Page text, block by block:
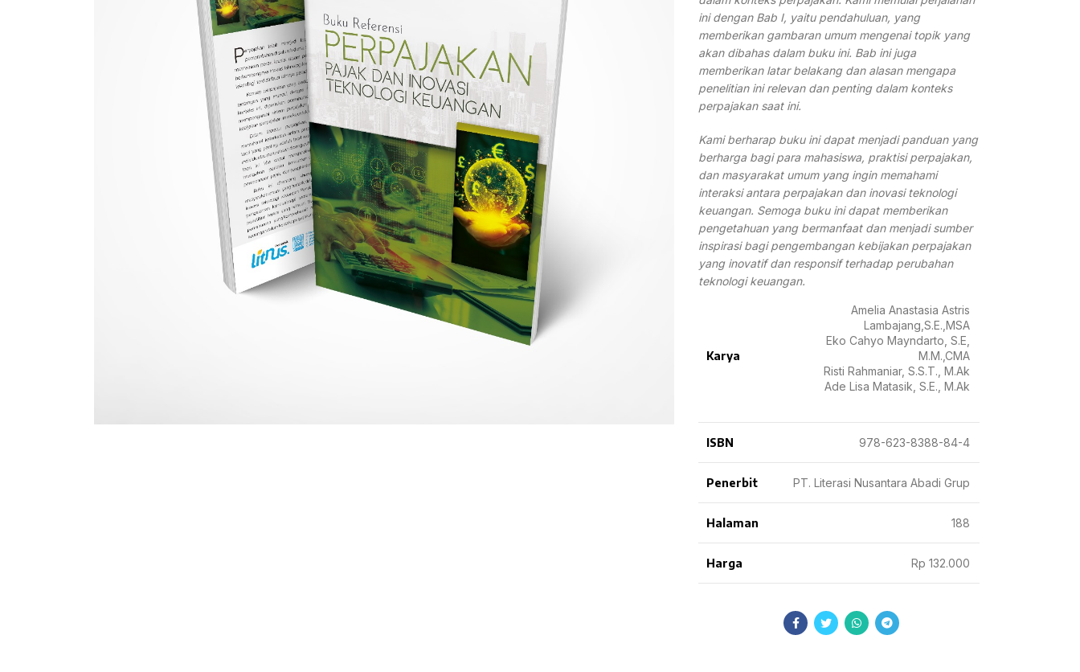
ini dengan Bab I, yaitu pendahuluan, yang
memberikan gambaran umum mengenai topik yang
akan dibahas dalam buku ini. Bab ini juga
memberikan latar belakang dan alasan mengapa
penelitian ini relevan dan penting dalam konteks
perpajakan saat ini.
Kami berharap buku ini dapat menjadi panduan yang
berharga bagi para mahasiswa, praktisi perpajakan,
dan masyarakat umum yang ingin memahami
interaksi antara perpajakan dan inovasi teknologi
keuangan. Semoga buku ini dapat memberikan
pengetahuan yang bermanfaat dan menjadi sumber
inspirasi bagi pengembangan kebijakan perpajakan
yang inovatif dan responsif terhadap perubahan
teknologi keuangan.
Karya
Amelia Anastasia Astris
Lambajang,S.E.,MSA
Eko Cahyo Mayndarto, S.E,
M.M.,CMA
Risti Rahmaniar, S.S.T., M.Ak
Ade Lisa Matasik, S.E., M.Ak
ISBN 978-623-8388-84-4
Penerbit PT. Literasi Nusantara Abadi Grup
Halaman 188
Harga Rp 132.000